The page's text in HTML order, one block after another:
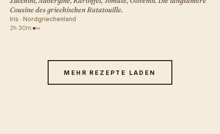
Cousine des griechischen Ratatouille.
Iris · Nordgriechenland
2h 30m·
MEHR REZEPTE LADEN